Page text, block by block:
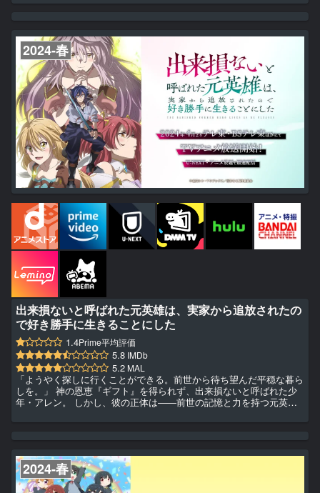
いながら、自身の従者となった上位の竜種・蜃こと巴や、災害の黒蜘
深澄一行。 さらに、女神の気まぐれで巻き込まれた魔族との戦争も
乗り越...
2024-春
出来損ないと呼ばれた元英雄は、実家から追放されたの
で好き勝手に生きることにした
1.4Prime平均評価
5.8 IMDb
5.2 MAL
「ようやく探しに行くことができる。前世から待ち望んだ平穏な暮ら
しを。」 神の恩恵『ギフト』を得られず、出来損ないと呼ばれた少
年・アレン。 しかし、彼の正体は――前世の記憶と力を持つ元英雄
まな旅を始めようとするアレンだったが、 元婚約者の暗殺未遂に遭
♪
2024-春